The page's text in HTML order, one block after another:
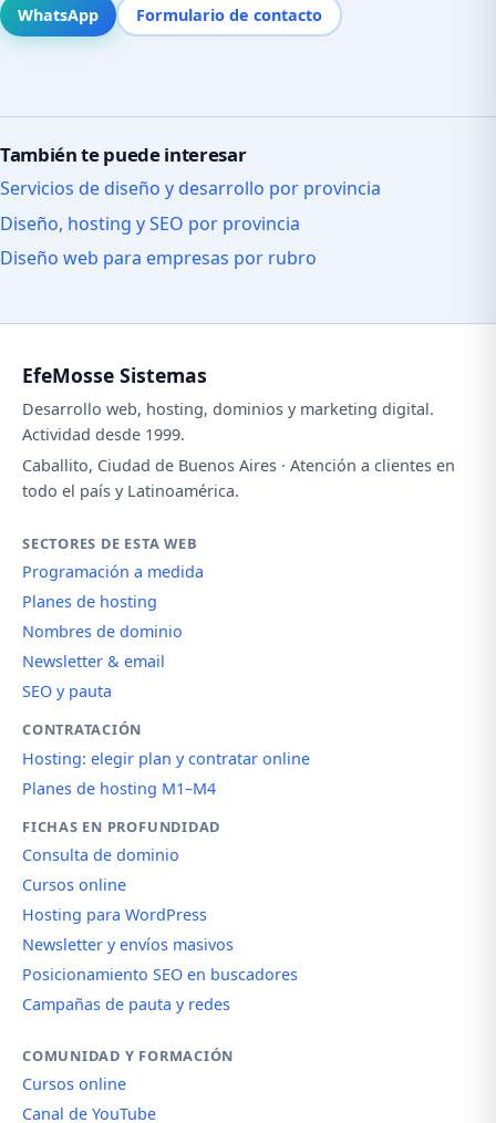
WhatsApp Formulario de contacto
También te puede interesar
Servicios de diseño y desarrollo por provincia
Diseño, hosting y SEO por provincia
Diseño web para empresas por rubro
EfeMosse Sistemas
Desarrollo web, hosting, dominios y marketing digital.
Actividad desde 1999.
Caballito, Ciudad de Buenos Aires · Atención a clientes en
todo el país y Latinoamérica.
SECTORES DE ESTA WEB
Programación a medida
Planes de hosting
Nombres de dominio
Newsletter & email
SEO y pauta
CONTRATACIÓN
Hosting: elegir plan y contratar online
Planes de hosting M1–M4
FICHAS EN PROFUNDIDAD
Consulta de dominio
Cursos online
Hosting para WordPress
Newsletter y envíos masivos
Posicionamiento SEO en buscadores
Campañas de pauta y redes
COMUNIDAD Y FORMACIÓN
Cursos online
Canal de YouTube